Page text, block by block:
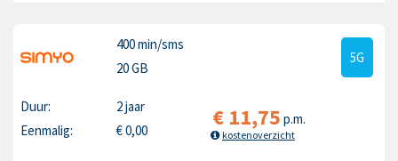
400 min/sms
20 GB
5G
Duur:
2 jaar
Eenmalig:
€0,00 € 11,75 p.m.
kostenoverzicht